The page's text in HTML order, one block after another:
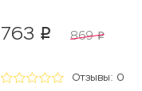
763 p 869 p
Отзывы: 0